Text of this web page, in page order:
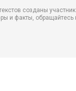
созданы
и факты,